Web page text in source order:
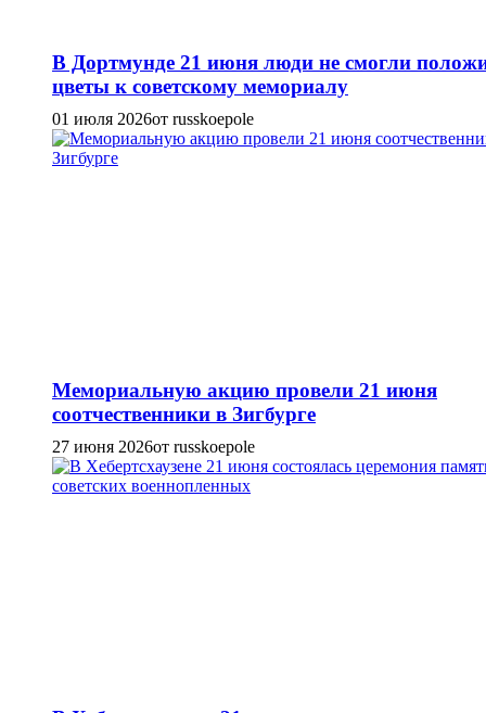
В Дортмунде 21 июня люди не смогли
цветы к советскому мемориалу
01 июля 2026от russkoepole
Мемориальную акцию провели 21 июня
соотчественники в Зигбурге
27 июня 2026от russkoepole